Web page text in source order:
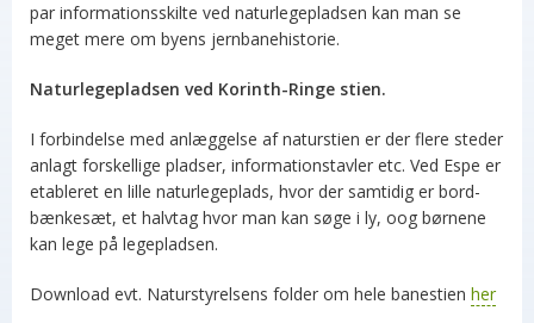
par informationsskilte ved naturlegepladsen kan man se
meget mere om byens jernbanehistorie.
Naturlegepladsen ved Korinth-Ringe stien.
I forbindelse med anlæggelse af naturstien er der flere steder
anlagt forskellige pladser, informationstavler etc. Ved Espe er
etableret en lille naturlegeplads, hvor der samtidig er bord-
bænkesæt, et halvtag hvor man kan søge i ly, oog børnene
kan lege på legepladsen.
Download evt. Naturstyrelsens folder om hele banestien her